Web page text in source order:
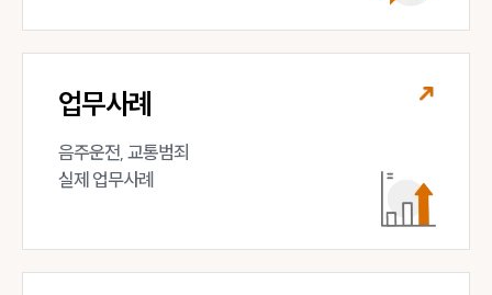
업무사례
음주운전, 교통범죄
실제 업무사례